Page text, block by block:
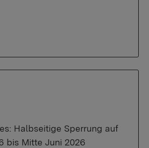
Halbseitige Sperrung auf
bis Mitte Juni 2026